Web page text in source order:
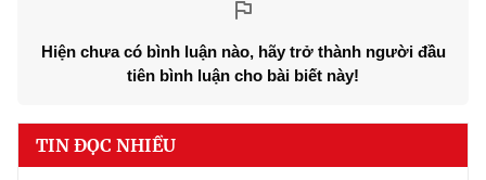
Hiện chưa có bình luận nào, hãy trở thành người đầu
tiên bình luận cho bài biết này!
TIN ĐỌC NHIỀU